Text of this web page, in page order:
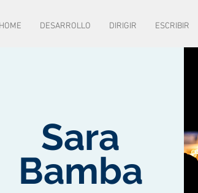
HOME DESARROLLO DIRIGIR ESCRIBIR
Sara
Bamba